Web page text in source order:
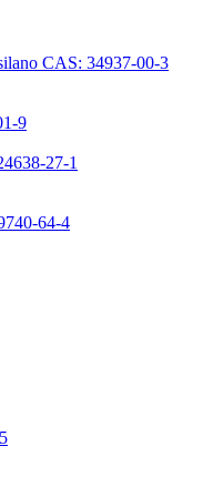
CAS: 34937-00-3
9
27-1
64-4